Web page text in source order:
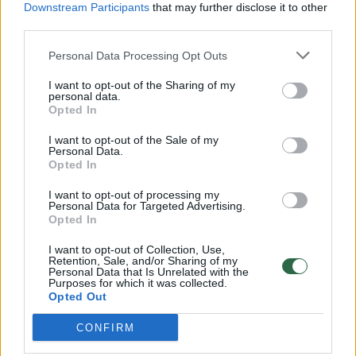
Downstream Participants that may further disclose it to other
Personal Data Processing Opt Outs
I want to opt-out of the Sharing of my
personal data.
Opted In
I want to opt-out of the Sale of my
Personal Data.
Opted In
I want to opt-out of processing my
Personal Data for Targeted Advertising.
Opted In
I want to opt-out of Collection, Use,
Retention, Sale, and/or Sharing of my
Personal Data that Is Unrelated with the
Purposes for which it was collected.
Opted Out
CONFIRM
00:00:57
Savaitės vidurys nusimato karštas: temperatūra kils iki
Žinios | Orai
V. Zalužno pasisakymą laiko bandymu įsitvirtinti
Ukrainos politikoje: jis yra neteisus
Laidos | Nauja diena
K. Prunskienės brolis prisiminė jaudinančią akimirką
ženklas“
Žinios | Lietuvos diena